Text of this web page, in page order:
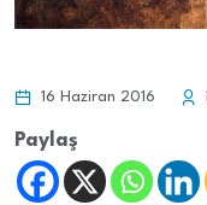
16 Haziran 2016
Paylaş